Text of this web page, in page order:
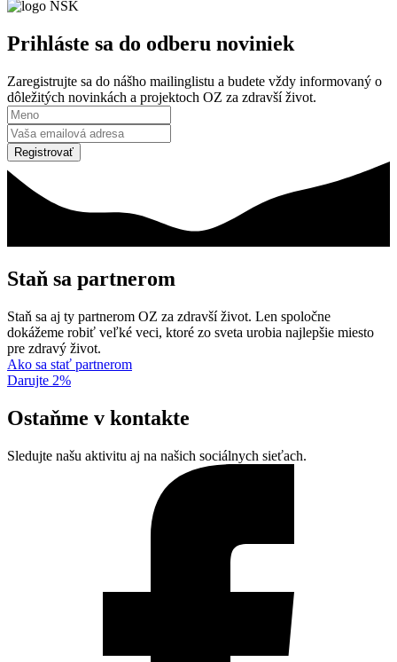
Prihláste sa do odberu noviniek
Zaregistrujte sa do nášho mailinglistu a budete vždy informovaný o
dôležitých novinkách a projektoch OZ za zdravší život.
Registrovať
Staň sa partnerom
Staň sa aj ty partnerom OZ za zdravší život. Len spoločne
dokážeme robiť veľké veci, ktoré zo sveta urobia najlepšie miesto
pre zdravý život.
Ako sa stať partnerom
Darujte 2%
Ostaňme v kontakte
Sledujte našu aktivitu aj na našich sociálnych sieťach.